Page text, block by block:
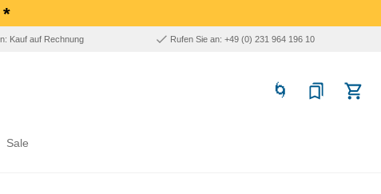
*
Kauf auf Rechnung Rufen Sie an: +49 (0) 231 964 196 10
Sale